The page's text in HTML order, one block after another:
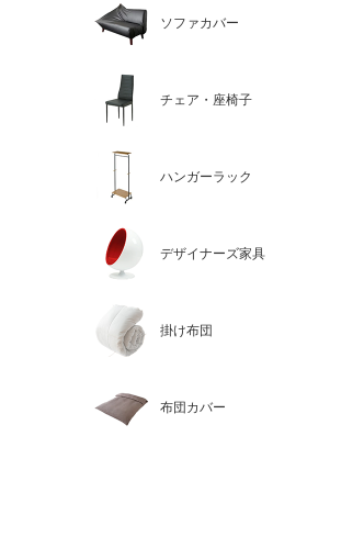
ソファカバー
チェア・座椅子
ハンガーラック
デザイナーズ家具
掛け布団
布団カバー